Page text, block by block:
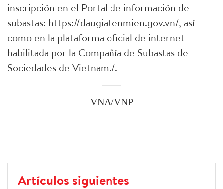
inscripción en el Portal de información de
subastas: https://daugiatenmien.gov.vn/, así
como en la plataforma oficial de internet
habilitada por la Compañía de Subastas de
Sociedades de Vietnam./.
VNA/VNP
Artículos siguientes